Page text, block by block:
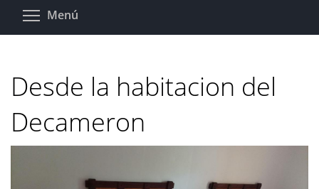
Pasar
Menú
Desde la habitacion del
Decameron